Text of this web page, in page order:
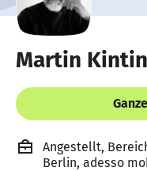
Martin
Angestellt,
Berlin, adesso